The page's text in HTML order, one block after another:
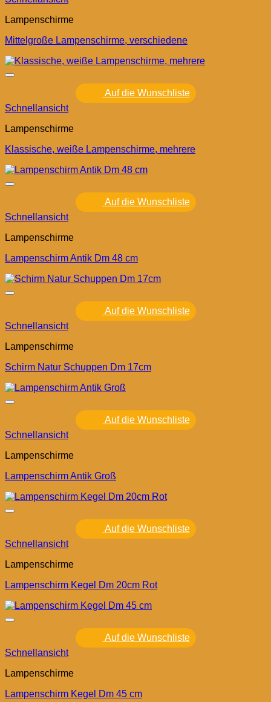
Lampenschirme
Mittelgroße Lampenschirme, verschiedene
Auf die Wunschliste
Schnellansicht
Lampenschirme
Klassische, weiße Lampenschirme, mehrere
Auf die Wunschliste
Schnellansicht
Lampenschirme
Lampenschirm Antik Dm 48 cm
Auf die Wunschliste
Schnellansicht
Lampenschirme
Schirm Natur Schuppen Dm 17cm
Auf die Wunschliste
Schnellansicht
Lampenschirme
Lampenschirm Antik Groß
Auf die Wunschliste
Schnellansicht
Lampenschirme
Lampenschirm Kegel Dm 20cm Rot
Auf die Wunschliste
Schnellansicht
Lampenschirme
Lampenschirm Kegel Dm 45 cm